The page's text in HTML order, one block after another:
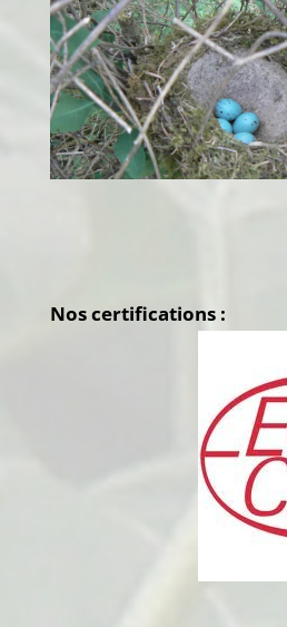
Nos certifications :